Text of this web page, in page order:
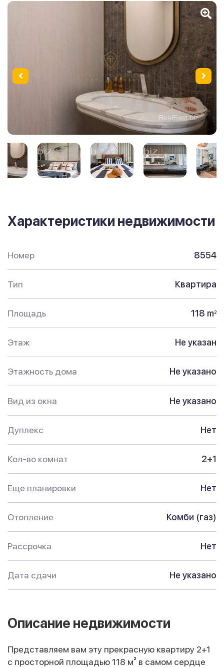
Характеристики недвижимости
Номер 8554
Тип Квартира
Площадь 118 m2
Этаж Не указан
Этажность дома Не указано
Вид из окна Не указано
Дуплекс Нет
Кол-во комнат 2+1
Еще планировки Нет
Отопление Комби (газ)
Рассрочка Нет
Дата сдачи Не указано
Описание недвижимости
Представляем вам эту прекрасную квартиру 2+1
с просторной площадью 118 м² в самом сердце